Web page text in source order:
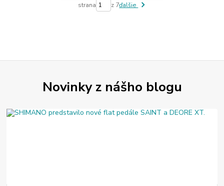
strana z 7ďalšie
Novinky z nášho blogu